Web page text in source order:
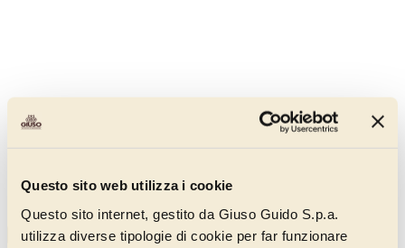
Questo sito web utilizza i cookie
Questo sito internet, gestito da Giuso Guido S.p.a.
utilizza diverse tipologie di cookie per far funzionare
CHIUDI VIDEO